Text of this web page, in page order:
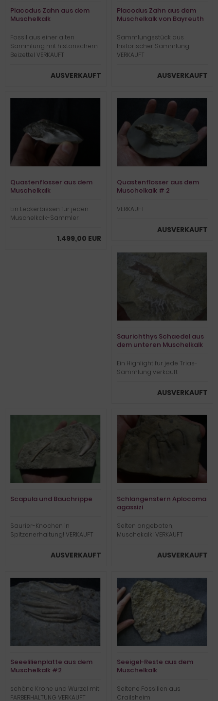
Placodus Zahn aus dem
Muschelkalk
Fossil aus einer alten
Sammlung mit historischem
Beizettel VERKAUFT
AUSVERKAUFT
Placodus Zahn aus dem
Muschelkalk von Bayreuth
Sammlungsstück aus
historischer Sammlung
VERKAUFT
AUSVERKAUFT
Quastenflosser aus dem
Muschelkalk
Ein Leckerbissen für jeden
Muschelkalk-Sammler
1.499,00 EUR
Quastenflosser aus dem
Muschelkalk # 2
VERKAUFT
AUSVERKAUFT
Saurichthys Schaedel aus
dem unteren Muschelkalk
Ein Highlight fur jede Trias-
Sammlung verkauft
AUSVERKAUFT
Scapula und Bauchrippe
Saurier-Knochen in
Spitzenerhaltung! VERKAUFT
AUSVERKAUFT
Schlangenstern Aplocoma
agassizi
Selten angeboten,
Muschekalk! VERKAUFT
AUSVERKAUFT
Seeelilienplatte aus dem
Muschelkalk #2
schöne Krone und Wurzel mit
FARBERHALTUNG VERKAUFT
Seeigel-Reste aus dem
Muschelkalk
Seltene Fossilien aus
Crailsheim